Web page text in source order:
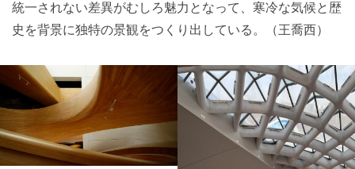
統一されない差異がむしろ魅力となって、寒冷な気候と歴
史を背景に独特の景観をつくり出している。（王喬西）